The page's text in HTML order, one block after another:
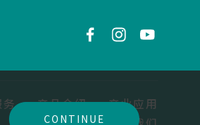
务 产品介绍
产业应用
CONTINUE